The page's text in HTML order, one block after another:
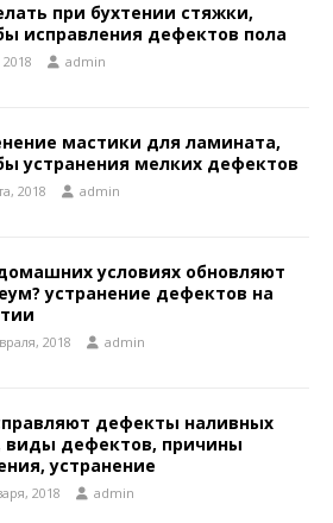
при бухтении стяжки,
исправления дефектов пола
admin
мастики для ламината,
устранения мелких дефектов
2018 admin
условиях обновляют
устранение дефектов на
2018 admin
дефекты наливных
виды дефектов, причины
устранение
2018 admin